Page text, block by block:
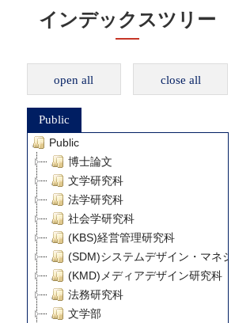
インデックスツリー
open all close all
Public
Public
博士論文
文学研究科
法学研究科
社会学研究科
(KBS)経営管理研究科
(SDM)システムデザイン・マネジ
(KMD)メディアデザイン研究科
法務研究科
文学部